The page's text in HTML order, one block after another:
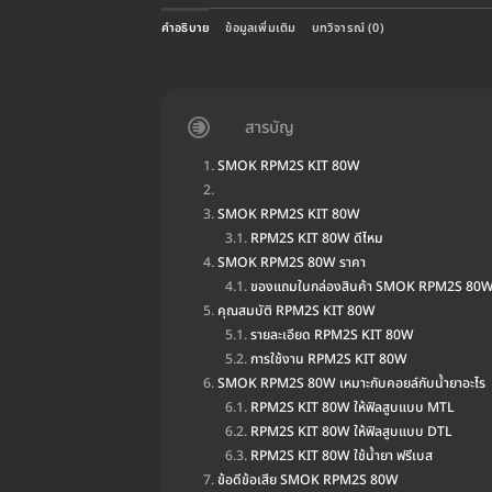
คำอธิบาย ข้อมูลเพิ่มเติม บทวิจารณ์ (0)
สารบัญ
SMOK RPM2S KIT 80W
SMOK RPM2S KIT 80W
RPM2S KIT 80W ดีไหม
SMOK RPM2S 80W ราคา
ของแถมในกล่องสินค้า SMOK RPM2S
คุณสมบัติ RPM2S KIT 80W
รายละเอียด RPM2S KIT 80W
การใช้งาน RPM2S KIT 80W
SMOK RPM2S 80W เหมาะกับคอยล์กับน้ำยาอะไร
RPM2S KIT 80W ให้ฟิลสูบแบบ MTL
RPM2S KIT 80W ให้ฟิลสูบแบบ DTL
RPM2S KIT 80W ใช้น้ำยา ฟรีเบส
ข้อดีข้อเสีย SMOK RPM2S 80W